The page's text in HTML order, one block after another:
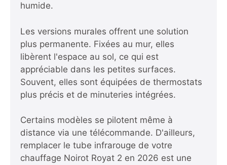
humide.
Les versions murales offrent une solution
plus permanente. Fixées au mur, elles
libèrent l'espace au sol, ce qui est
appréciable dans les petites surfaces.
Souvent, elles sont équipées de thermostats
plus précis et de minuteries intégrées.
Certains modèles se pilotent même à
distance via une télécommande. D'ailleurs,
remplacer le tube infrarouge de votre
chauffage Noirot Royat 2 en 2026 est une